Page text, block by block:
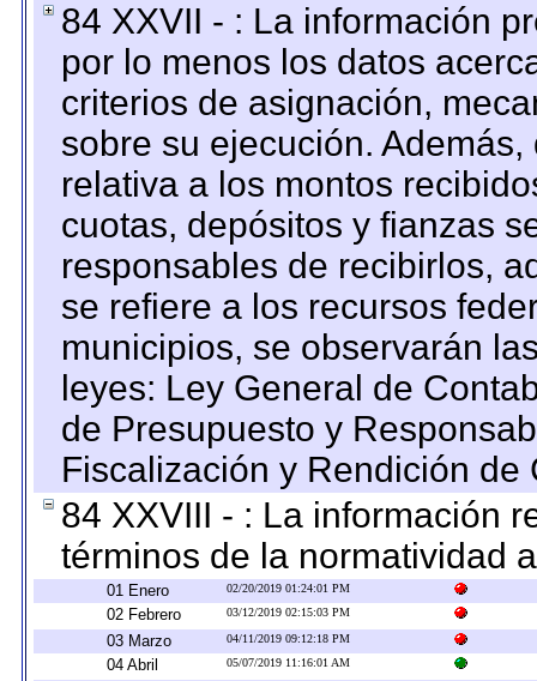
84 XXVII - : La información
por lo menos los datos
criterios de asignación,
sobre su ejecución.
relativa a los montos
cuotas, depósitos y fianzas
responsables de recibirlos,
se refiere a los recursos
municipios, se observarán
leyes: Ley General de
de Presupuesto y
Fiscalización y Rendición
84 XXVIII - : La información
términos de la normatividad
01 Enero 02/20/2019 01:24:01 PM
02 Febrero 03/12/2019 02:15:03 PM
03 Marzo 04/11/2019 09:12:18 PM
04 Abril 05/07/2019 11:16:01 AM